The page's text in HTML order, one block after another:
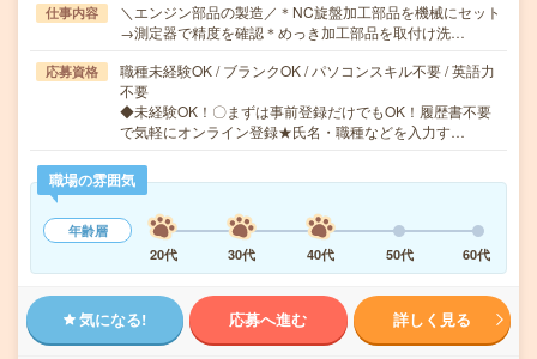
仕事内容
＼エンジン部品の製造／＊NC旋盤加工部品を機械にセット
→測定器で精度を確認＊めっき加工部品を取付け洗…
応募資格
職種未経験OK / ブランクOK / パソコンスキル不要 / 英語力
不要
◆未経験OK！〇まずは事前登録だけでもOK！履歴書不要
で気軽にオンライン登録★氏名・職種などを入力す…
職場の雰囲気
年齢層
20代
30代 40代 50代 60代
気になる! 応募へ進む 詳しく見る